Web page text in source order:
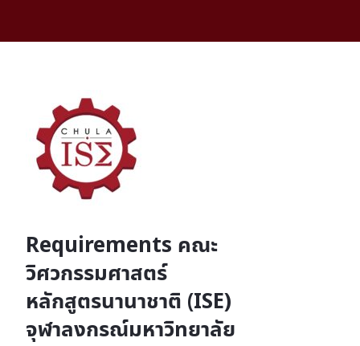
Requirements คณะ
วิศวกรรมศาสตร์
หลักสูตรนานาชาติ (ISE)
จุฬาลงกรณ์มหาวิทยาลัย